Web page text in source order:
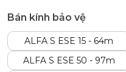
Bán kính bảo vệ
ALFA S ESE 15 - 64m
ALFA S ESE 50 - 97m